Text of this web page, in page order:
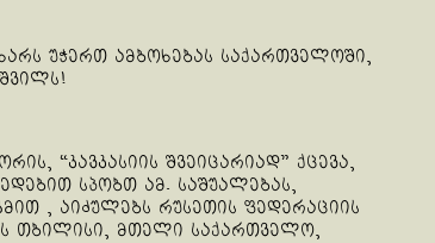
უჭერთ ამბოხებას საქართველოში,
“კავკასიის შვეიცარიად” ქცევა,
სპობთ ამ. საშუალებას,
, აიძულებს რუსეთის ფედერაციის
თბილისი, მთელი საქართველო,